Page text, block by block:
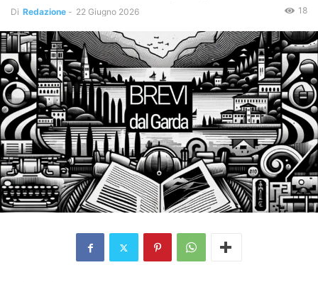
Di Redazione - 22 Giugno 2026 18